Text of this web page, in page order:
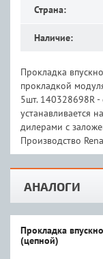
Страна:
Наличие:
Прокладка
прокладкой
5шт. 140328698R -
устанавливается
дилерами с
Производство
АНАЛОГИ
Прокладка
(цепной)